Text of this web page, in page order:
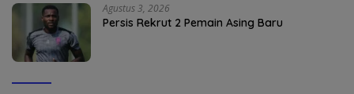
Agustus 3, 2026
Persis Rekrut 2 Pemain Asing Baru